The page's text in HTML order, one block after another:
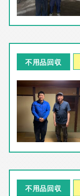
不用品回収
不用品回収